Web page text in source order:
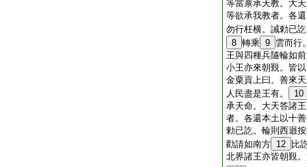
等當禀承天教。大
等欲承我教者。各
勿行枉横。誡勅已
8 轉乘 9 雲而行
王與四種兵隨輪如
小王亦來朝覲。皆
金粟貢上曰。善來
人民盡是王有。
10
承天命。大天答諸
者。各還本土以十
勅已訖。輪則西迴
勸請如南方 12
比
北界諸王亦皆朝覲